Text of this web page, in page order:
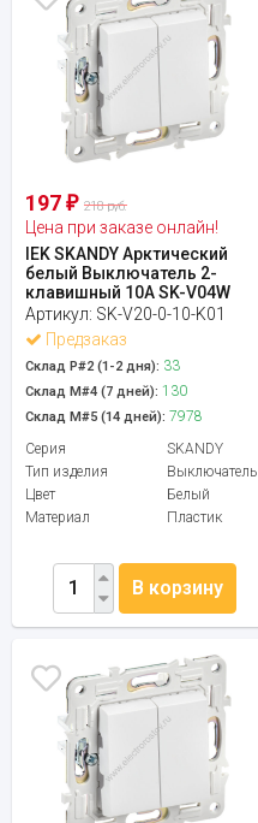
197 ₽ 218 руб.
Цена при заказе онлайн!
IEK SKANDY Арктический
белый Выключатель 2-
клавишный 10А SK-V04W
Артикул: SK-V20-0-10-K01
Предзаказ
Склад Р#2 (1-2 дня): 33
Склад М#4 (7 дней): 130
Склад М#5 (14 дней): 7978
Серия
SKANDY
Тип изделия
Выключатель
Цвет
Белый
Материал
Пластик
В корзину